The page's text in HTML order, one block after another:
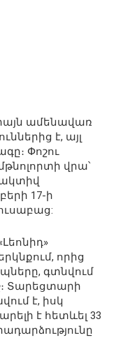
ամենավառ
է, այլ
Փոշու
վրա՝
ակտիվ
17-ի
որից
գտնվում
Տարեցտարի
է, իսկ
է հետևել 33